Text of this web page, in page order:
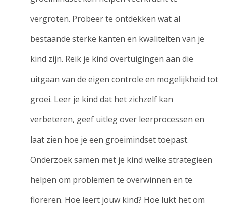
vergroten. Probeer te ontdekken wat al
bestaande sterke kanten en kwaliteiten van je
kind zijn. Reik je kind overtuigingen aan die
uitgaan van de eigen controle en mogelijkheid tot
groei. Leer je kind dat het zichzelf kan
verbeteren, geef uitleg over leerprocessen en
laat zien hoe je een groeimindset toepast.
Onderzoek samen met je kind welke strategieën
helpen om problemen te overwinnen en te
floreren. Hoe leert jouw kind? Hoe lukt het om